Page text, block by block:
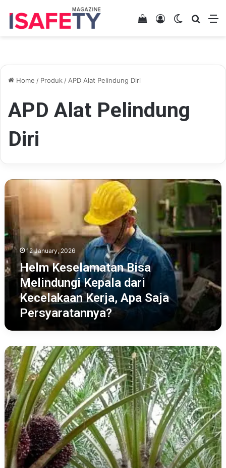
Switch skin
Log In
View your
Home / Produk / APD Alat Pelindung Diri
APD Alat Pelindung
Diri
Helm
Keselamatan
Bisa
Melindungi
Kepala
dari
Kecelakaan
Kerja,
Apa
Saja
Persyaratannya?
12 January, 2026
Helm Keselamatan Bisa
Melindungi Kepala dari
Kecelakaan Kerja, Apa Saja
Persyaratannya?
Berikut
APD
Mesti
Dipakai
Industri
Perkebunan
Sawit,
Untuk
Tingkatkan
Produktivitas